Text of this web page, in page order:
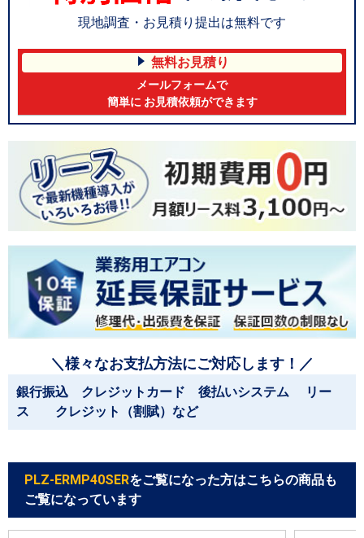
現地調査・お見積り提出は無料です
無料お見積り
メールフォームで
簡単に お見積依頼ができます
＼様々なお支払方法にご対応します！／
銀行振込 クレジットカード 後払いシステム リー
ス クレジット（割賦）など
PLZ-ERMP40SERをご覧になった方はこちらの商品も
ご覧になっています